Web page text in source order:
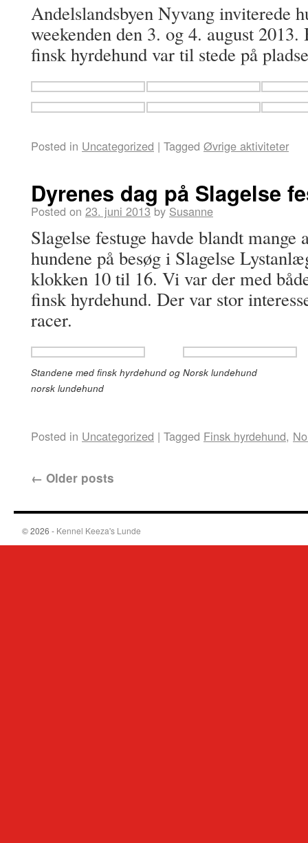
Andelslandsbyen Nyvang inviterede
weekenden den 3. og 4. august
finsk hyrdehund var til stede på
Posted in Uncategorized | Tagged Øvrige aktiviteter
Dyrenes dag på Slagelse
Posted on 23. juni 2013 by Susanne
Slagelse festuge havde blandt mange
hundene på besøg i Slagelse
klokken 10 til 16. Vi var der med
finsk hyrdehund. Der var stor
racer.
Standene med finsk hyrdehund og
norsk lundehund
Norsk lundehund
Posted in Uncategorized | Tagged Finsk hyrdehund,
← Older posts
© 2026 - Kennel Keeza's Lunde